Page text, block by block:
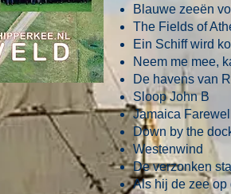
Blauwe zeeën
The Fields of
Ein Schiff wird
Neem me mee,
De havens van
Sloop John B
Jamaica Farewell
Down by the
Westenwind
De verzonken
Als hij de zee op